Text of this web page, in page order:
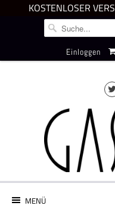
KOSTENLOSER
Einloggen
MENÜ